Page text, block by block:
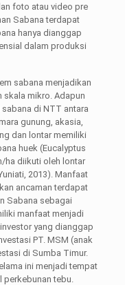
foto atau video pre
Sabana terdapat
hanya dianggap
dalam produksi
sabana menjadikan
skala mikro. Adapun
di NTT antara
gunung, akasia,
dan lontar memiliki
huek (Eucalyptus
ha diikuti oleh lontar
2013). Manfaat
ancaman terdapat
Sabana sebagai
manfaat menjadi
yang dianggap
PT. MSM (anak
di Sumba Timur.
ini menjadi tempat
perkebunan tebu.